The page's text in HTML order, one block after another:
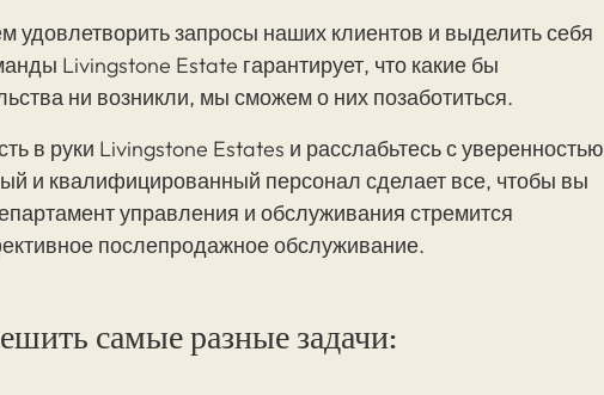
удовлетворить запросы наших клиентов и выделить себя
Livingstone Estate гарантирует, что какие бы
ни возникли, мы сможем о них позаботиться.
в руки Livingstone Estates и расслабьтесь с уверенностью
и квалифицированный персонал сделает все, чтобы вы
управления и обслуживания стремится
послепродажное обслуживание.
самые разные задачи: